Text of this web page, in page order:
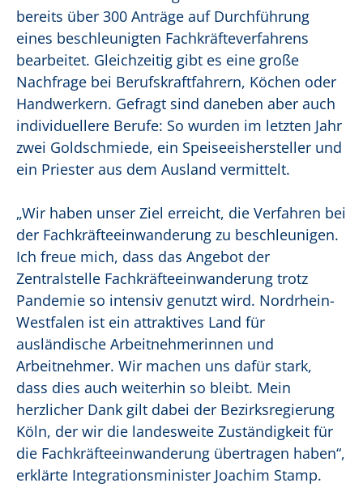
bereits über 300 Anträge auf Durchführung
eines beschleunigten Fachkräfteverfahrens
bearbeitet. Gleichzeitig gibt es eine große
Nachfrage bei Berufskraftfahrern, Köchen oder
Handwerkern. Gefragt sind daneben aber auch
individuellere Berufe: So wurden im letzten Jahr
zwei Goldschmiede, ein Speiseeishersteller und
ein Priester aus dem Ausland vermittelt.
„Wir haben unser Ziel erreicht, die Verfahren bei
der Fachkräfteeinwanderung zu beschleunigen.
Ich freue mich, dass das Angebot der
Zentralstelle Fachkräfteeinwanderung trotz
Pandemie so intensiv genutzt wird. Nordrhein-
Westfalen ist ein attraktives Land für
ausländische Arbeitnehmerinnen und
Arbeitnehmer. Wir machen uns dafür stark,
dass dies auch weiterhin so bleibt. Mein
herzlicher Dank gilt dabei der Bezirksregierung
Köln, der wir die landesweite Zuständigkeit für
die Fachkräfteeinwanderung übertragen haben“,
erklärte Integrationsminister Joachim Stamp.